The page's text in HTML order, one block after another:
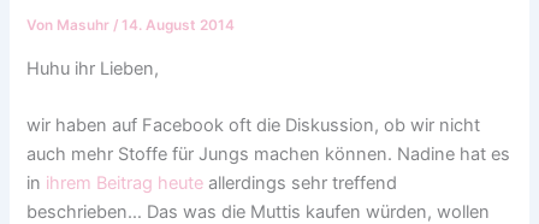
Von Masuhr /14. August 2014
Huhu ihr Lieben,
wir haben auf Facebook oft die Diskussion, ob wir nicht
auch mehr Stoffe für Jungs machen können. Nadine hat es
in ihrem Beitrag heuteallerdings sehr treffend
beschrieben… Das was die Muttis kaufen würden, wollen